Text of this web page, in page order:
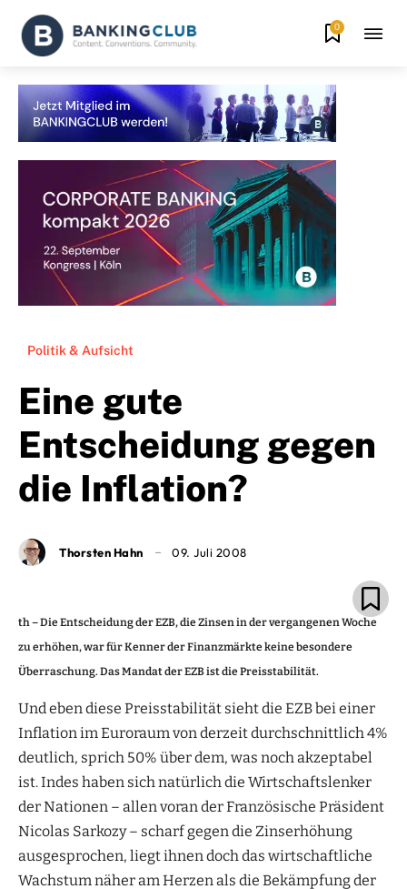
0
Politik & Aufsicht
Eine gute
Entscheidung gegen
die Inflation?
Thorsten Hahn 09. Juli 2008
th – Die Entscheidung der EZB, die Zinsen in der vergangenen Woche
zu erhöhen, war für Kenner der Finanzmärkte keine besondere
Überraschung. Das Mandat der EZB ist die Preisstabilität.
Und eben diese Preisstabilität sieht die EZB bei einer
Inflation im Euroraum von derzeit durchschnittlich 4%
deutlich, sprich 50% über dem, was noch akzeptabel
ist. Indes haben sich natürlich die Wirtschaftslenker
der Nationen – allen voran der Französische Präsident
Nicolas Sarkozy – scharf gegen die Zinserhöhung
ausgesprochen, liegt ihnen doch das wirtschaftliche
Wachstum näher am Herzen als die Bekämpfung der